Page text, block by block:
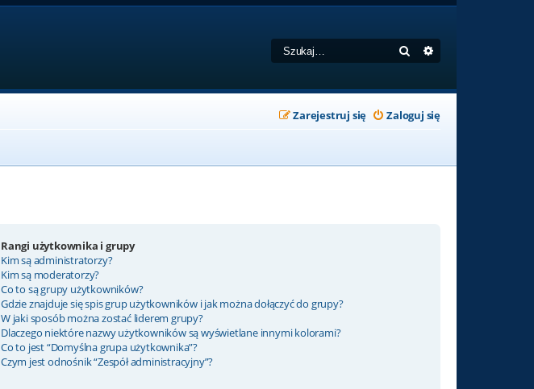
Szukaj
Zaloguj się
Zarejestruj się
Rangi użytkownika i grupy
Kim są administratorzy?
Kim są moderatorzy?
Co to są grupy użytkowników?
Gdzie znajduje się spis grup użytkowników i jak można dołączyć do grupy?
W jaki sposób można zostać liderem grupy?
Dlaczego niektóre nazwy użytkowników są wyświetlane innymi kolorami?
Co to jest “Domyślna grupa użytkownika”?
Czym jest odnośnik “Zespół administracyjny”?